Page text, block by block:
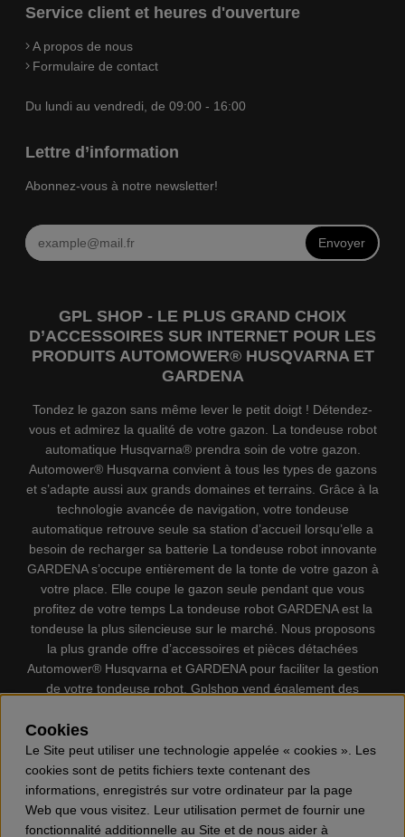
Service client et heures d'ouverture
A propos de nous
Formulaire de contact
Du lundi au vendredi, de 09:00 - 16:00
Lettre d’information
Abonnez-vous à notre newsletter!
Envoyer
GPL SHOP - LE PLUS GRAND CHOIX
D’ACCESSOIRES SUR INTERNET POUR LES
PRODUITS AUTOMOWER® HUSQVARNA ET
GARDENA
Tondez le gazon sans même lever le petit doigt ! Détendez-
vous et admirez la qualité de votre gazon. La tondeuse robot
automatique Husqvarna® prendra soin de votre gazon.
Automower® Husqvarna convient à tous les types de gazons
et s’adapte aussi aux grands domaines et terrains. Grâce à la
technologie avancée de navigation, votre tondeuse
automatique retrouve seule sa station d’accueil lorsqu’elle a
besoin de recharger sa batterie La tondeuse robot innovante
GARDENA s’occupe entièrement de la tonte de votre gazon à
votre place. Elle coupe le gazon seule pendant que vous
profitez de votre temps La tondeuse robot GARDENA est la
tondeuse la plus silencieuse sur le marché. Nous proposons
la plus grande offre d’accessoires et pièces détachées
Automower® Husqvarna et GARDENA pour faciliter la gestion
de votre tondeuse robot. Gplshop vend également des
individuel, Coupe-bordures, Débroussailleuses, Taille haies,
Motoculteurs, Souffleur, Souffleuses à neige, Nettoyeurs
haute pression, Aspirateur, Découpeuses, Haches, Outils
forestiers, Lubrifiants, Carburants, Jouets ETC.
Cookies
Le Site peut utiliser une technologie appelée « cookies ». Les
cookies sont de petits fichiers texte contenant des
informations, enregistrés sur votre ordinateur par la page
Web que vous visitez. Leur utilisation permet de fournir une
fonctionnalité additionnelle au Site et de nous aider à